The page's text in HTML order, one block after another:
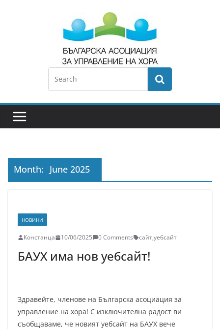
Month: June 2025
НОВИНИ
Констанца 10/06/2025 0 Comments сайт,уебсайт
БАУХ има нов уебсайт!
Здравейте, членове на Българска асоциация за
управление на хора! С изключителна радост ви
съобщаваме, че новият уебсайт на БАУХ вече